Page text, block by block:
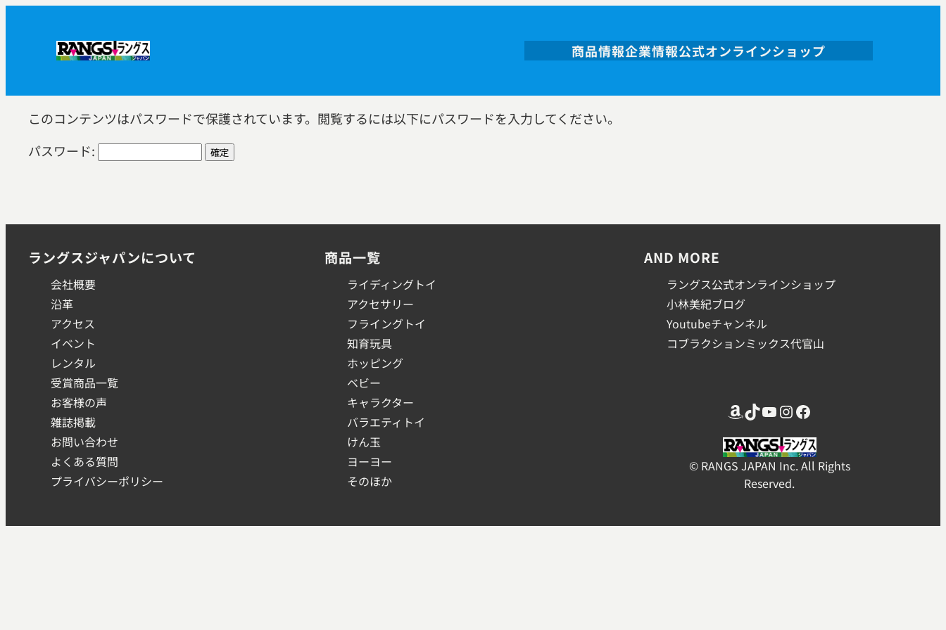
キ
商品情報企業情報公式オンラインショップ
このコンテンツはパスワードで保護されています。閲覧するには以下にパスワードを入力してください。
パスワード:
ラングスジャパンについて
会社概要
沿革
アクセス
イベント
レンタル
受賞商品一覧
お客様の声
雑誌掲載
お問い合わせ
よくある質問
プライバシーポリシー
商品一覧
ライディングトイ
アクセサリー
フライングトイ
知育玩具
ホッピング
ベビー
キャラクター
バラエティトイ
けん玉
ヨーヨー
そのほか
AND MORE
ラングス公式オンラインショップ
小林美紀ブログ
Youtubeチャンネル
コブラクションミックス代官山
Amazon TikTok YouTube InstagramFacebook
© RANGS JAPAN Inc. All Rights
Reserved.